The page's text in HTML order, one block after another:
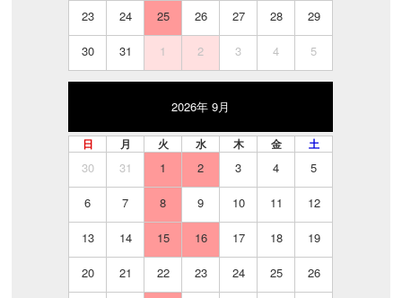
23 24 25 26 27 28 29
30 31 1 2 3 4 5
2026年 9月
日 月 火 水 木 金 土
30 31 1 2 3 4 5
6 7 8 9 10 11 12
13 14 15 16 17 18 19
20 21 22 23 24 25 26